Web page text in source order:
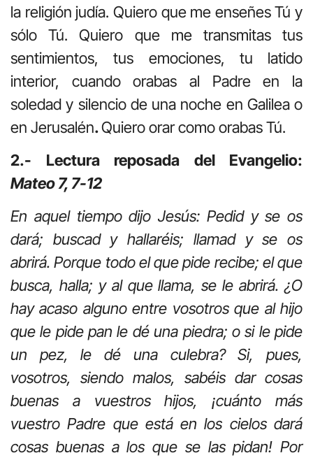
la religión judía. Quiero que me enseñes Tú y
sólo Tú. Quiero que me transmitas tus
sentimientos, tus emociones, tu latido
interior, cuando orabas al Padre en la
soledad y silencio de una noche en Galilea o
en Jerusalén.Quiero orar como orabas Tú.
2.- Lectura reposada del Evangelio:
Mateo 7, 7-12
En aquel tiempo dijo Jesús: Pedid y se os
dará; buscad y hallaréis; llamad y se os
abrirá. Porque todo el que pide recibe; el que
busca, halla; y al que llama, se le abrirá. ¿O
hay acaso alguno entre vosotros que al hijo
que le pide pan le dé una piedra; o si le pide
un pez, le dé una culebra? Si, pues,
vosotros, siendo malos, sabéis dar cosas
buenas a vuestros hijos, ¡cuánto más
vuestro Padre que está en los cielos dará
cosas buenas a los que se las pidan! Por